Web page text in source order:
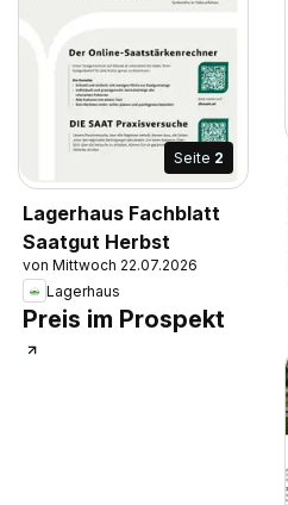
Seite 2
Lagerhaus Fachblatt
Saatgut Herbst
von Mittwoch 22.07.2026
Lagerhaus
Preis im Prospekt